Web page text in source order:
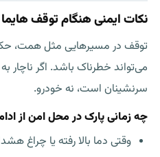
نکات ایمنی هنگام توقف هایما S7 در بزرگراه‌های تهران
توقف در مسیرهایی مثل همت،
می‌تواند خطرناک باشد. اگر ناچار
سرنشینان است، نه خودرو.
چه زمانی پارک در محل امن از
وقتی دما بالا رفته یا چراغ